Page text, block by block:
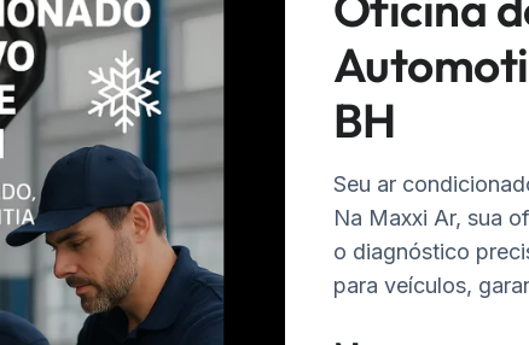
BH
Seu ar
Na Maxxi Ar, sua
o diagnóstico
para veículos,